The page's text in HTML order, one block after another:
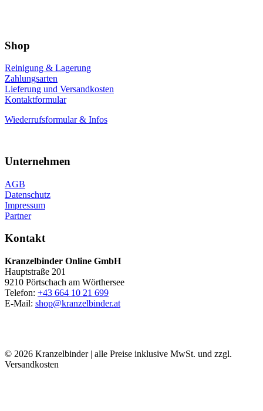
Shop
Reinigung & Lagerung
Zahlungsarten
Lieferung und Versandkosten
Kontaktformular
Wiederrufsformular & Infos
Unternehmen
AGB
Datenschutz
Impressum
Partner
Kontakt
Kranzelbinder Online GmbH
Hauptstraße 201
9210 Pörtschach am Wörthersee
Telefon: +43 664 10 21 699
E-Mail: shop@kranzelbinder.at
© 2026 Kranzelbinder | alle Preise inklusive MwSt. und zzgl.
Versandkosten